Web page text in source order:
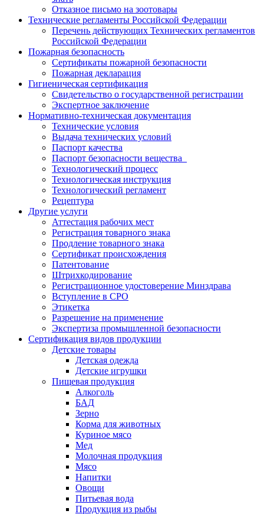
Отказное письмо на зоотовары
Технические регламенты Российской Федерации
Перечень действующих Технических регламентов
Российской Федерации
Пожарная безопасность
Сертификаты пожарной безопасности
Пожарная декларация
Гигиеническая сертификация
Свидетельство о государственной регистрации
Экспертное заключение
Нормативно-техническая документация
Технические условия
Выдача технических условий
Паспорт качества
Паспорт безопасности вещества
Технологический процесс
Технологическая инструкция
Технологический регламент
Рецептура
Другие услуги
Аттестация рабочих мест
Регистрация товарного знака
Продление товарного знака
Сертификат происхождения
Патентование
Штрихкодирование
Регистрационное удостоверение Минздрава
Вступление в СРО
Этикетка
Разрешение на применение
Экспертиза промышленной безопасности
Сертификация видов продукции
Детские товары
Детская одежда
Детские игрушки
Пищевая продукция
Алкоголь
БАД
Зерно
Корма для животных
Куриное мясо
Мед
Молочная продукция
Мясо
Напитки
Овощи
Питьевая вода
Продукция из рыбы